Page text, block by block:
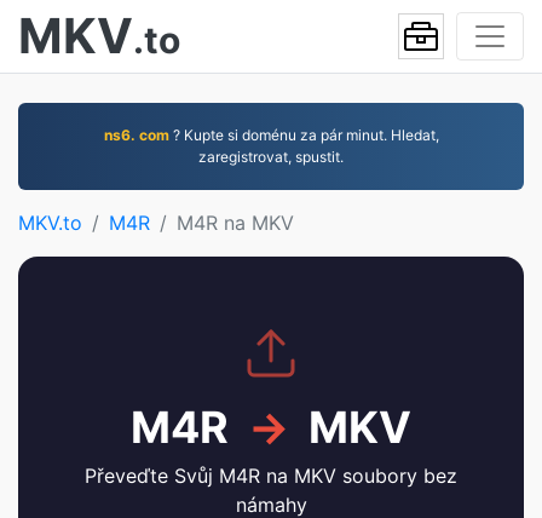
MKV.to
ns6. com? Kupte si doménu za pár minut. Hledat,
zaregistrovat, spustit.
MKV.to M4R M4R na MKV
M4R → MKV
Převeďte Svůj M4R na MKV soubory bez
námahy